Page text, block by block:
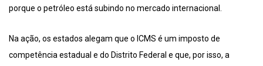
porque o petróleo está subindo no mercado internacional.
Na ação, os estados alegam que o ICMS é um imposto de
competência estadual e do Distrito Federal e que, por isso, a